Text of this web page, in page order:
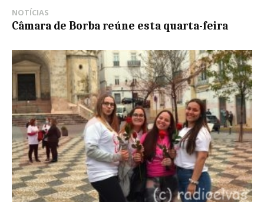
NOTÍCIAS
Câmara de Borba reúne esta quarta-feira